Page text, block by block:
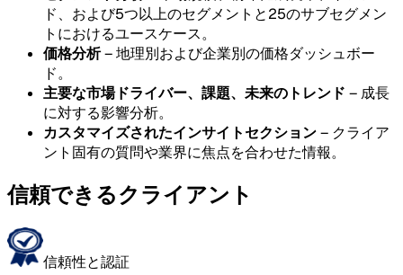
ド、および5つ以上のセグメントと25のサブセグメン
トにおけるユースケース。
価格分析– 地理別および企業別の価格ダッシュボー
ド。
主要な市場ドライバー、課題、未来のトレンド – 成長
に対する影響分析。
カスタマイズされたインサイトセクション– クライア
ント固有の質問や業界に焦点を合わせた情報。
信頼できるクライアント
信頼性と認証